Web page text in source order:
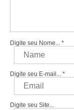
Digite seu Nome... *
Digite seu E-mail... *
Digite seu Site...